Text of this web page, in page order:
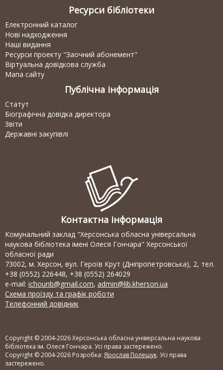
Ресурси бібліотеки
Електронний каталог
Нові надходження
Наші видання
Ресурси проекту "Заочний абонемент"
Віртуальна довідкова служба
Мапа сайту
Публічна інформація
Статут
Біографічна довідка директора
Звіти
Державні закупівлі
Контактна інформація
Комунальний заклад "Херсонська обласна універсальна
наукова бібліотека імені Олеся Гончара" Херсонської
обласної ради
73002, м. Херсон, вул. Героїв Крут (Дніпропетровська), 2, тел.
+38 (0552) 226448, +38 (0552) 264029
e-mail: ichounb@gmail.com, admin@lib.kherson.ua
Схема проїзду та графік роботи
Телефонний довідник
Copyright © 2004-2026 Херсонська обласна універсальна наукова
бібліотека ім. Олеся Гончара. Усі права застережено.
Copyright © 2004-2026 Розробка: Ярослав Полещук. Усі права
застережено.